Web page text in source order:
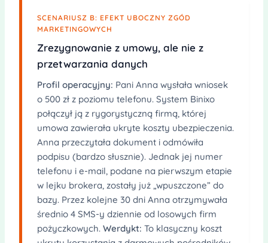
SCENARIUSZ B: EFEKT UBOCZNY ZGÓD
MARKETINGOWYCH
Zrezygnowanie z umowy, ale nie z
przetwarzania danych
Profil operacyjny: Pani Anna wysłała wniosek
o 500 zł z poziomu telefonu. System Binixo
połączył ją z rygorystyczną firmą, której
umowa zawierała ukryte koszty ubezpieczenia.
Anna przeczytała dokument i odmówiła
podpisu (bardzo słusznie). Jednak jej numer
telefonu i e-mail, podane na pierwszym etapie
w lejku brokera, zostały już „wpuszczone” do
bazy. Przez kolejne 30 dni Anna otrzymywała
średnio 4 SMS-y dziennie od losowych firm
pożyczkowych. Werdykt: To klasyczny koszt